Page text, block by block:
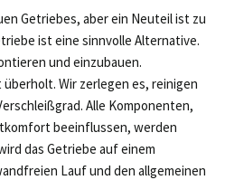
Getriebes, aber ein Neuteil ist zu
ist eine sinnvolle Alternative.
und einzubauen.
Wir zerlegen es, reinigen
Alle Komponenten,
beeinflussen, werden
das Getriebe auf einem
Lauf und den allgemeinen